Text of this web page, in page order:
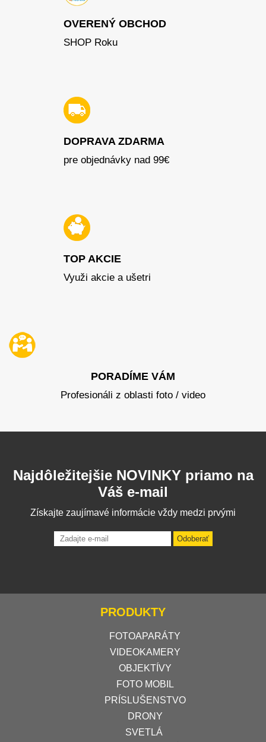
OVERENÝ OBCHOD
SHOP Roku
DOPRAVA ZDARMA
pre objednávky nad 99€
TOP AKCIE
Využi akcie a ušetri
PORADÍME VÁM
Profesionáli z oblasti foto / video
Najdôležitejšie NOVINKY priamo na
Váš e-mail
Získajte zaujímavé informácie vždy medzi prvými
Odoberať
PRODUKTY
FOTOAPARÁTY
VIDEOKAMERY
OBJEKTÍVY
FOTO MOBIL
PRÍSLUŠENSTVO
DRONY
SVETLÁ